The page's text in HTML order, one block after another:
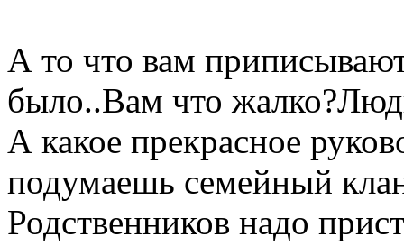
А то что вам
было..Вам что
А какое прекрасное
подумаешь семейный
Родственников надо